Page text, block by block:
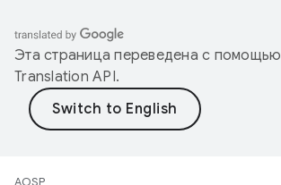
Эта страница переведена с помощью
Translation API.
AOSP